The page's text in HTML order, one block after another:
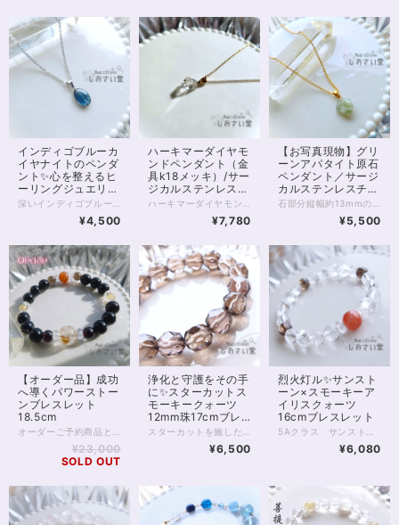
インディゴブルーカ
イヤナイトのペンダ
ント✨心を整えるヒ
ーリングジュエリ
ー・直感を高める／
スチェーン40cm・
使用
¥4,500
ハーキマーダイヤモ
ンドペンダント（金
具k18メッキ）/サー
ジカルステンレスチ
ェーン（k18メッ
¥7,780
【お写真現物】グリ
ーンアパタイト原石
ペンダント／サージ
カルステンレスチェ
ーン使用
¥5,500
【オーダー品】成功
へ導くパワーストー
ンブレスレット
18.5cm
¥23,000
SOLD OUT
浄化と守護をその手
に✨スターカットス
モーキークォーツ
12mm珠17cmブレ
スレット
¥6,500
烈火灯ル✨サンスト
ーン×スモーキーア
イリスクォーツ
16cmブレスレット
¥6,080